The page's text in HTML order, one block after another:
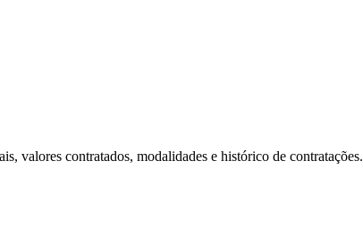
valores contratados, modalidades e histórico de contratações.